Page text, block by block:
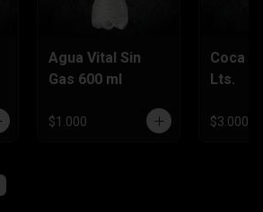
Agua Vital Sin
Gas 600 ml
$1.000
Coca
Lts.
$3.000